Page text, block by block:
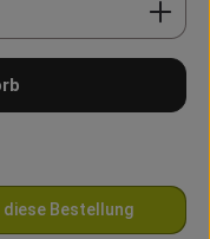
Bestellung